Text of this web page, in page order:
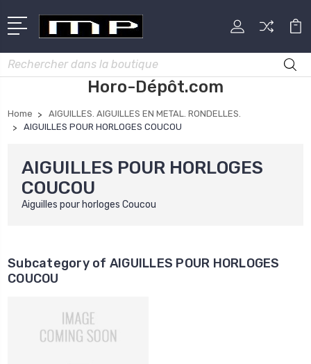
Rechercher
Horo-Dépôt.com
Home
AIGUILLES. AIGUILLES EN METAL. RONDELLES.
AIGUILLES POUR HORLOGES COUCOU
AIGUILLES POUR HORLOGES
COUCOU
Aiguilles pour horloges Coucou
Subcategory of AIGUILLES POUR HORLOGES
COUCOU